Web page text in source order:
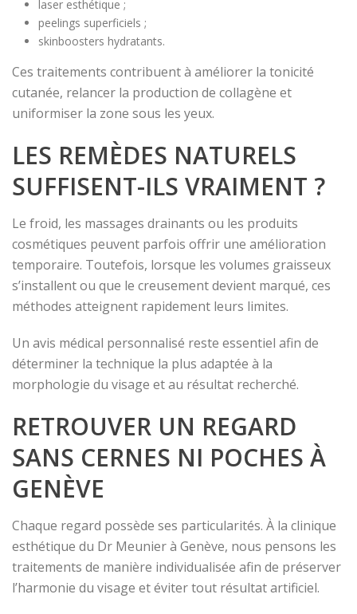
laser esthétique ;
peelings superficiels ;
skinboosters hydratants.
Ces traitements contribuent à améliorer la tonicité
cutanée, relancer la production de collagène et
uniformiser la zone sous les yeux.
LES REMÈDES NATURELS
SUFFISENT-ILS VRAIMENT ?
Le froid, les massages drainants ou les produits
cosmétiques peuvent parfois offrir une amélioration
temporaire. Toutefois, lorsque les volumes graisseux
s’installent ou que le creusement devient marqué, ces
méthodes atteignent rapidement leurs limites.
Un avis médical personnalisé reste essentiel afin de
déterminer la technique la plus adaptée à la
morphologie du visage et au résultat recherché.
RETROUVER UN REGARD
SANS CERNES NI POCHES À
GENÈVE
Chaque regard possède ses particularités. À la clinique
esthétique du Dr Meunier à Genève, nous pensons les
traitements de manière individualisée afin de préserver
l’harmonie du visage et éviter tout résultat artificiel.